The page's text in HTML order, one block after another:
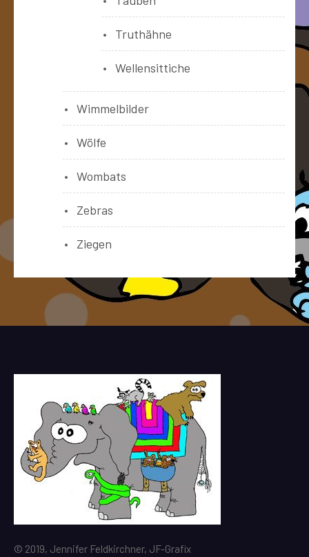
Truthähne
Wellensittiche
Wimmelbilder
Wölfe
Wombats
Zebras
Ziegen
© 2019, Jennifer Feldkirchner, JF-Grafix